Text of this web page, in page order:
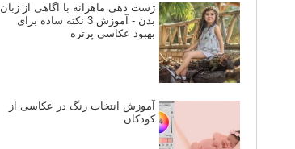
ژست دهی ماهرانه با آگاهی از زبان
بدن - آموزش 3 نکته ساده برای
بهبود عکاسی پرتره
آموزش انتخاب رنگ در عکاسی از
کودکان